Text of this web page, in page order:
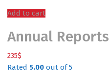
Add to cart
Annual Reports
235$
Rated 5.00 out of 5